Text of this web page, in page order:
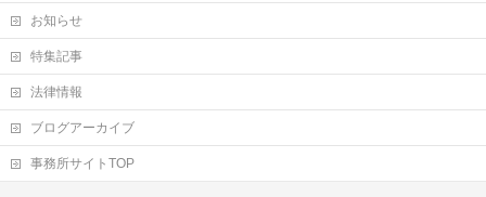
お知らせ
特集記事
法律情報
ブログアーカイブ
事務所サイトTOP